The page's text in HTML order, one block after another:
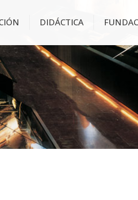
DIDÁCTICA